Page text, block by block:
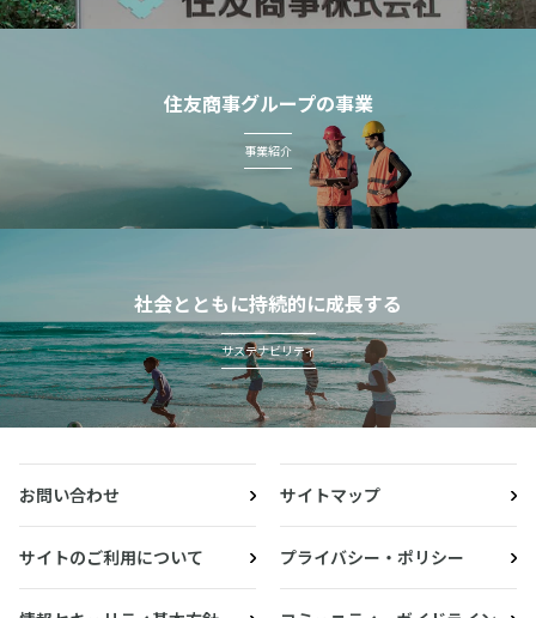
住友商事グループの事業
事業紹介
社会とともに持続的に成長する
サステナビリティ
お問い合わせ サイトマップ
サイトのご利用について プライバシー・ポリシー